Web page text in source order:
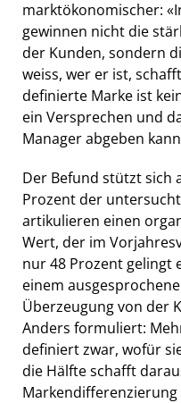
marktökonomischer:
gewinnen nicht die
der Kunden, sondern
weiss, wer er ist,
definierte Marke ist
ein Versprechen und
Manager abgeben
Der Befund stützt sich
Prozent der
artikulieren einen
Wert, der im
nur 48 Prozent gelingt
einem
Überzeugung von der
Anders formuliert:
definiert zwar, wofür
die Hälfte schafft